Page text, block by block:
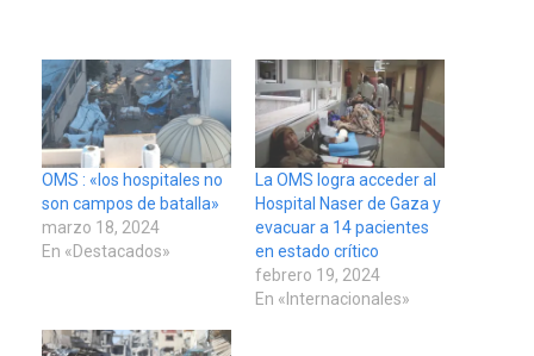
OMS : «los hospitales no
son campos de batalla»
marzo 18, 2024
En «Destacados»
La OMS logra acceder al
Hospital Naser de Gaza y
evacuar a 14 pacientes
en estado crítico
febrero 19, 2024
En «Internacionales»